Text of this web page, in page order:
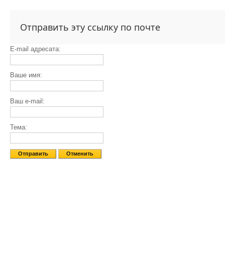
Отправить эту ссылку по почте
E-mail адресата:
Ваше имя:
Ваш e-mail:
Тема:
Отправить Отменить